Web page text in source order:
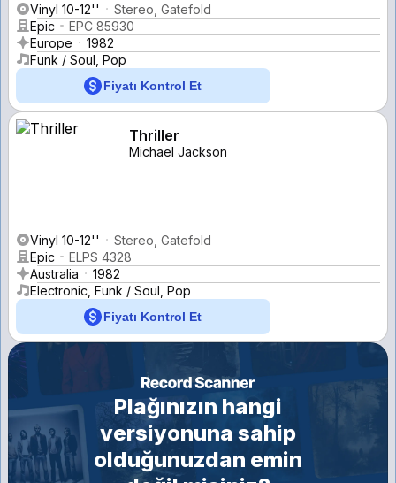
Vinyl 10-12''
Stereo, Gatefold
Epic
EPC 85930
Europe
1982
Funk / Soul, Pop
Fiyatı Kontrol Et
Thriller
Michael Jackson
Vinyl 10-12''
Stereo, Gatefold
Epic
ELPS 4328
Australia
1982
Electronic, Funk / Soul, Pop
Fiyatı Kontrol Et
Plağınızın hangi
versiyonuna sahip
olduğunuzdan emin